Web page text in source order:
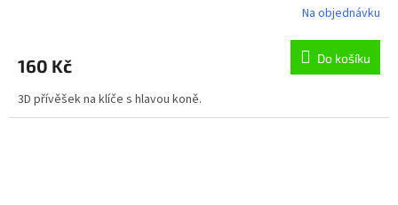
Na objednávku
160 Kč Do košíku
3D přívěšek na klíče s hlavou koně.